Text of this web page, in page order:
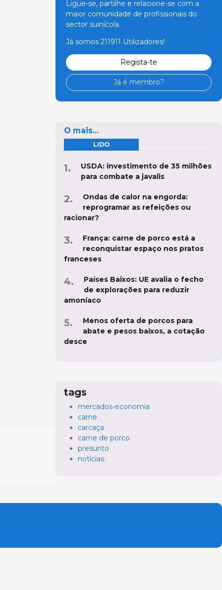
Ligue-se, partilhe e relacione-se com a
maior comunidade de profissionais do
sector suinícola.
Já somos 211911 Utilizadores!
Regista-te
Já é membro?
O mais...
LIDO
USDA: investimento de 35 milhões
para combate a javalis
Ondas de calor na engorda:
reprogramar as refeições ou
racionar?
França: carne de porco está a
reconquistar espaço nos pratos
franceses
Países Baixos: UE avalia o fecho
de explorações para reduzir
amoníaco
Menos oferta de porcos para
abate e pesos baixos, a cotação
desce
tags
mercados-economia
carne
carcaça
carne de porco
presunto
notícias